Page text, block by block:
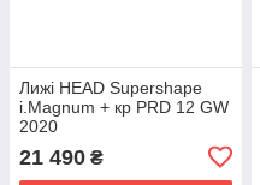
Лижі HEAD Supershape
i.Magnum + кр PRD 12 GW
2020
21 490 ₴